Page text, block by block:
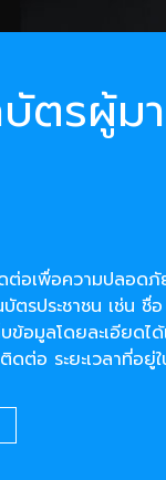
ตรผู้มา
ต่อเพื่อความปลอดภั
ตรประชาชน เช่น
ข้อมูลโดยละเอียดไ
ต่อ ระยะเวลาที่อยู่